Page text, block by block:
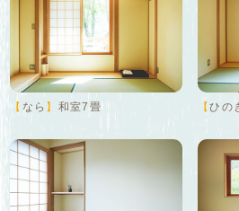
【 なら 】 和室7畳 【ひの